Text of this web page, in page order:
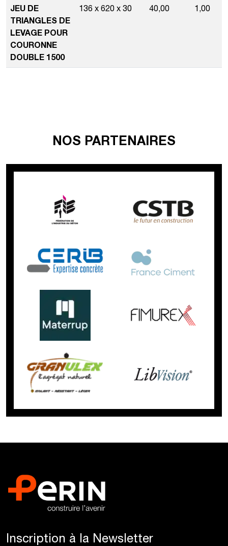
JEU DE
TRIANGLES DE
LEVAGE POUR
COURONNE
DOUBLE 1500
136 x 620 x 30 40,00 1,00
NOS PARTENAIRES
Inscription à la Newsletter